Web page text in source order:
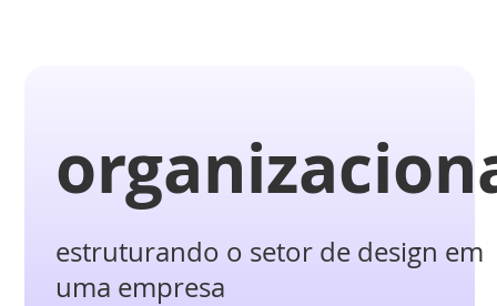
estruturando o setor de design em
uma empresa